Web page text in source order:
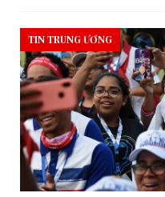
TIN TRUNG ƯƠNG